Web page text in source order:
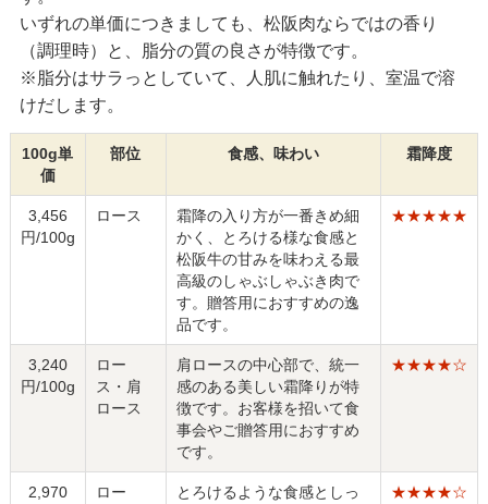
いずれの単価につきましても、松阪肉ならではの香り
（調理時）と、脂分の質の良さが特徴です。
※脂分はサラっとしていて、人肌に触れたり、室温で溶
けだします。
100g単
価
部位 食感、味わい 霜降度
3,456
円/100g
ロース
霜降の入り方が一番きめ細
かく、とろける様な食感と
松阪牛の甘みを味わえる最
高級のしゃぶしゃぶき肉で
す。贈答用におすすめの逸
品です。
★★★★★
3,240
円/100g
ロー
ス・肩
ロース
肩ロースの中心部で、統一
感のある美しい霜降りが特
徴です。お客様を招いて食
事会やご贈答用におすすめ
です。
★★★★☆
2,970
ロー
とろけるような食感としっ
★★★★☆